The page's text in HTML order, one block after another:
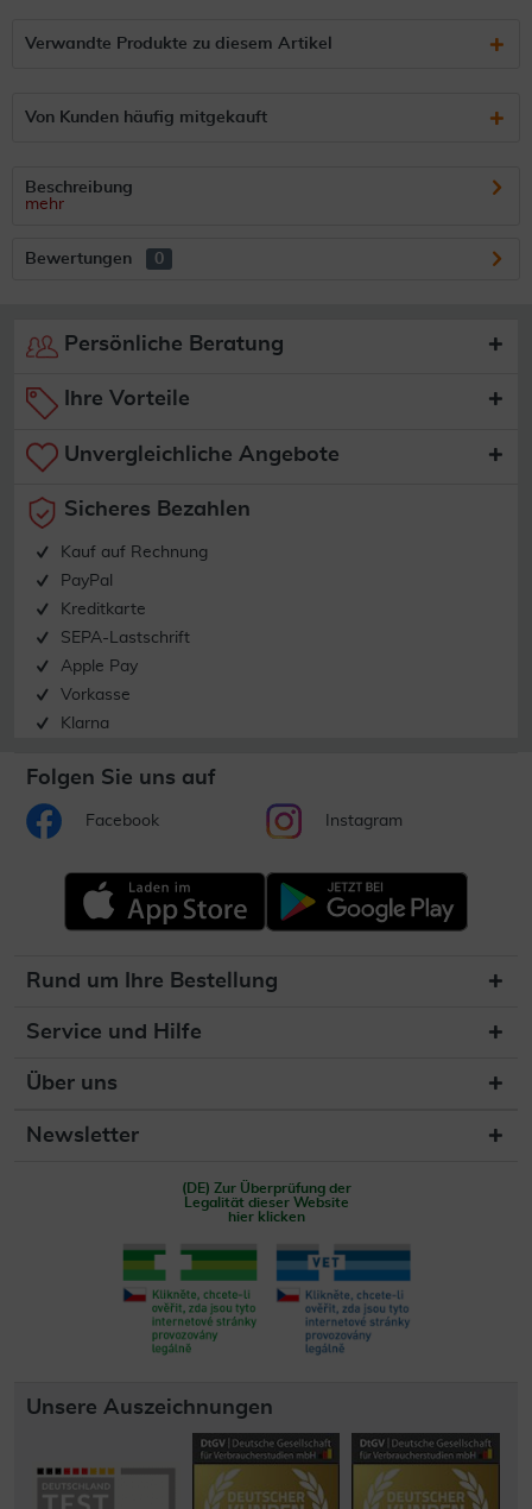
Verwandte Produkte zu diesem Artikel
Von Kunden häufig mitgekauft
Beschreibung
mehr
Bewertungen 0
Persönliche Beratung
Ihre Vorteile
Unvergleichliche Angebote
Sicheres Bezahlen
Kauf auf Rechnung
PayPal
Kreditkarte
SEPA-Lastschrift
Apple Pay
Vorkasse
Klarna
Folgen Sie uns auf
Facebook Instagram
Rund um Ihre Bestellung
Service und Hilfe
Über uns
Newsletter
(DE) Zur Überprüfung der
Legalität dieser Website
hier klicken
Unsere Auszeichnungen